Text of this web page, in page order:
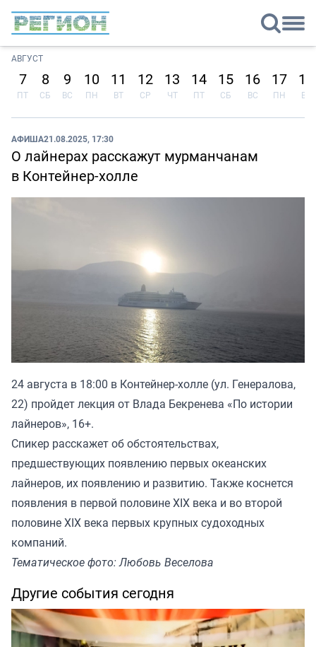
АВГУСТ
7
ПТ
8
СБ
9
ВС
10
ПН
11
ВТ
12
СР
13
ЧТ
14
ПТ
15
СБ
16
ВС
17
ПН
18
ВТ
АФИША21.08.2025, 17:30
О лайнерах расскажут мурманчанам
в Контейнер-холле
24 августа в 18:00 в Контейнер-холле (ул. Генералова,
22) пройдет лекция от Влада Бекренева «По истории
лайнеров», 16+.
Спикер расскажет об обстоятельствах,
предшествующих появлению первых океанских
лайнеров, их появлению и развитию. Также коснется
появления в первой половине XIX века и во второй
половине XIX века первых крупных судоходных
компаний.
Тематическое фото: Любовь Веселова
Другие события сегодня